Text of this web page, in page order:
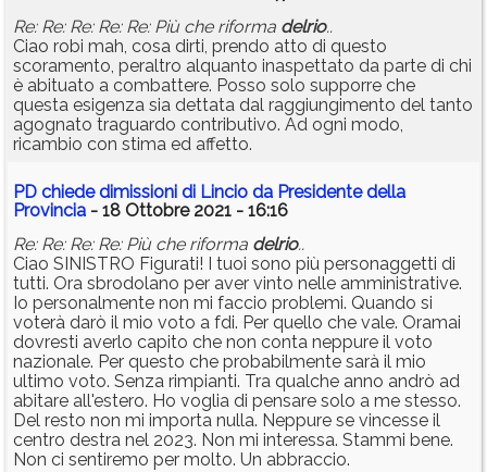
Re: Re: Re: Re: Re: Più che riforma delrio..
Ciao robi mah, cosa dirti, prendo atto di questo
scoramento, peraltro alquanto inaspettato da parte di chi
è abituato a combattere. Posso solo supporre che
questa esigenza sia dettata dal raggiungimento del tanto
agognato traguardo contributivo. Ad ogni modo,
ricambio con stima ed affetto.
PD chiede dimissioni di Lincio da Presidente della
Provincia - 18 Ottobre 2021 - 16:16
Re: Re: Re: Re: Più che riforma delrio..
Ciao SINISTRO Figurati! I tuoi sono più personaggetti di
tutti. Ora sbrodolano per aver vinto nelle amministrative.
Io personalmente non mi faccio problemi. Quando si
voterà darò il mio voto a fdi. Per quello che vale. Oramai
dovresti averlo capito che non conta neppure il voto
nazionale. Per questo che probabilmente sarà il mio
ultimo voto. Senza rimpianti. Tra qualche anno andrò ad
abitare all'estero. Ho voglia di pensare solo a me stesso.
Del resto non mi importa nulla. Neppure se vincesse il
centro destra nel 2023. Non mi interessa. Stammi bene.
Non ci sentiremo per molto. Un abbraccio.